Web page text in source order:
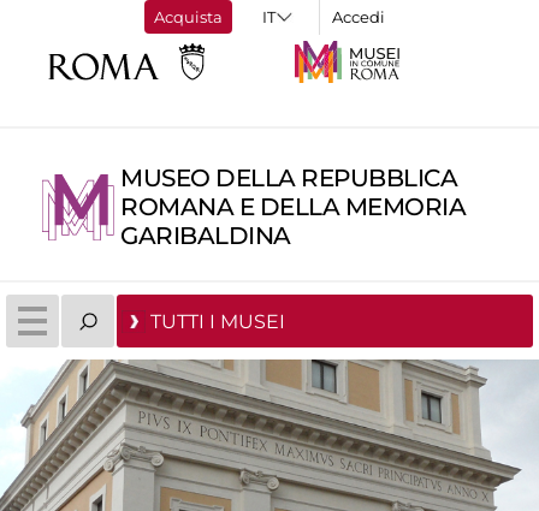
Acquista Accedi
MUSEO DELLA REPUBBLICA
ROMANA E DELLA MEMORIA
GARIBALDINA
TUTTI I MUSEI